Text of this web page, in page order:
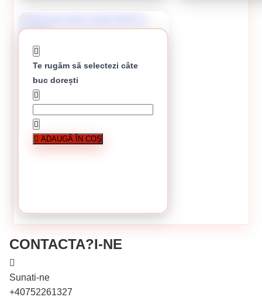
În stoc
Etansant sticla salam 600 ml Penosil
56.23 lei / buc
Te rugăm să selectezi câte
buc dorești
ADAUGĂ ÎN COȘ
CONTACTA?I-NE
Sunati-ne
+40752261327